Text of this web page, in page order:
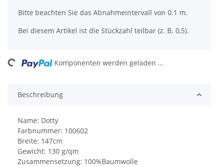
Bitte beachten Sie das Abnahmeintervall von 0.1 m.
Bei diesem Artikel ist die Stückzahl teilbar (z. B. 0,5).
Komponenten werden geladen ...
Beschreibung
Name: Dotty
Farbnummer: 100602
Breite: 147cm
Gewicht: 130 g/qm
Zusammensetzung: 100%Baumwolle